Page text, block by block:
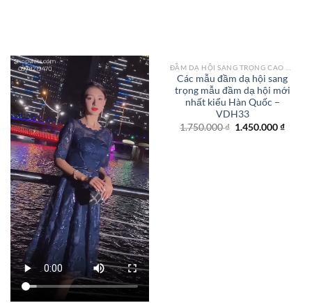
Các mẫu đầm dạ hội sang
trọng mẫu đầm dạ hội mới
nhất kiểu Hàn Quốc –
VDH33
1.750.000₫ Giá
1.450.000₫Giá